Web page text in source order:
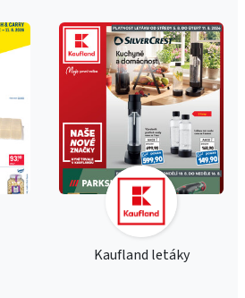
Kaufland letáky